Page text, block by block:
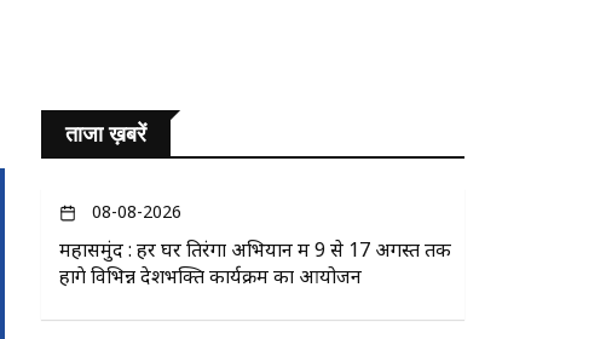
ताजा ख़बरें
08-08-2026
महासमुंद : हर घर तिरंगा अभियान में 9 से 17 अगस्त तक
होंगे विभिन्न देशभक्ति कार्यक्रम का आयोजन